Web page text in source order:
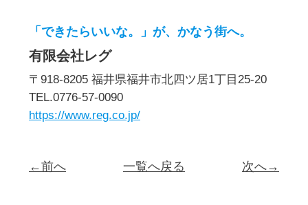
「できたらいいな。」が、かなう街へ。
有限会社レグ
〒918-8205 福井県福井市北四ツ居1丁目25-20
TEL.0776-57-0090
https://www.reg.co.jp/
←前へ 一覧へ戻る 次へ→